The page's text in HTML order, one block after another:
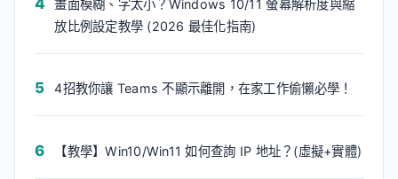
畫面模糊、字太小？Windows 10/11 螢幕解析度與縮
放比例設定教學 (2026 最佳化指南)
4招教你讓 Teams 不顯示離開，在家工作偷懶必學！
【教學】Win10/Win11 如何查詢 IP 地址？(虛擬+實體)